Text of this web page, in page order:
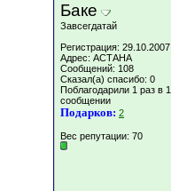
Баке
Завсегдатай
Регистрация: 29.10.2007
Адрес: АСТАНА
Сообщений: 108
Сказал(а) спасибо: 0
Поблагодарили 1 раз в 1
сообщении
Подарков: 2
Вес репутации: 70